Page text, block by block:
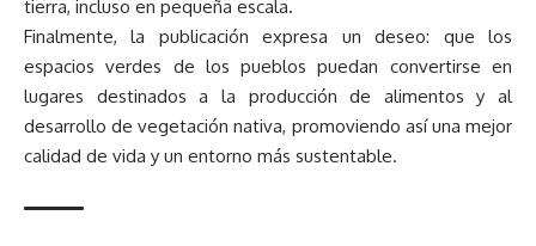
tierra, incluso en pequeña escala.
Finalmente, la publicación expresa un deseo: que los
espacios verdes de los pueblos puedan convertirse en
lugares destinados a la producción de alimentos y al
desarrollo de vegetación nativa, promoviendo así una mejor
calidad de vida y un entorno más sustentable.